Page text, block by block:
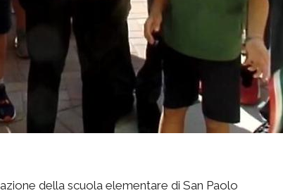
della scuola elementare di San Paolo